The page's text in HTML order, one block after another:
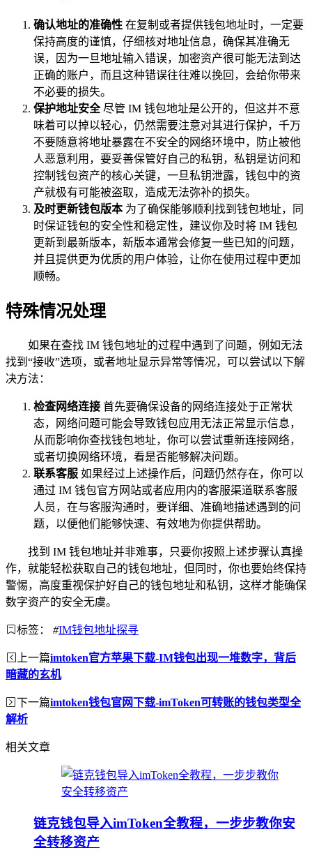
确认地址的准确性 在复制或者提供钱包地址时，一定要
保持高度的谨慎，仔细核对地址信息，确保其准确无
误，因为一旦地址输入错误，加密资产很可能无法到达
正确的账户，而且这种错误往往难以挽回，会给你带来
不必要的损失。
保护地址安全尽管 IM 钱包地址是公开的，但这并不意
味着可以掉以轻心，仍然需要注意对其进行保护，千万
不要随意将地址暴露在不安全的网络环境中，防止被他
人恶意利用，要妥善保管好自己的私钥，私钥是访问和
控制钱包资产的核心关键，一旦私钥泄露，钱包中的资
产就极有可能被盗取，造成无法弥补的损失。
及时更新钱包版本为了确保能够顺利找到钱包地址，同
时保证钱包的安全性和稳定性，建议你及时将 IM 钱包
更新到最新版本，新版本通常会修复一些已知的问题，
并且提供更为优质的用户体验，让你在使用过程中更加
顺畅。
特殊情况处理
如果在查找 IM 钱包地址的过程中遇到了问题，例如无法
找到“接收”选项，或者地址显示异常等情况，可以尝试以下解
决方法：
检查网络连接 首先要确保设备的网络连接处于正常状
态，网络问题可能会导致钱包应用无法正常显示信息，
从而影响你查找钱包地址，你可以尝试重新连接网络，
或者切换网络环境，看是否能够解决问题。
联系客服 如果经过上述操作后，问题仍然存在，你可以
通过 IM 钱包官方网站或者应用内的客服渠道联系客服
人员，在与客服沟通时，要详细、准确地描述遇到的问
题，以便他们能够快速、有效地为你提供帮助。
找到 IM 钱包地址并非难事，只要你按照上述步骤认真操
作，就能轻松获取自己的钱包地址，但同时，你也要始终保持
警惕，高度重视保护好自己的钱包地址和私钥，这样才能确保
数字资产的安全无虞。
标签： #IM钱包地址探寻
上一篇imtoken官方苹果下载-IM钱包出现一堆数字，背后
暗藏的玄机
下一篇imtoken钱包官网下载-imToken可转账的钱包类型全
解析
相关文章
链克钱包导入imToken全教程，一步步教你安
全转移资产